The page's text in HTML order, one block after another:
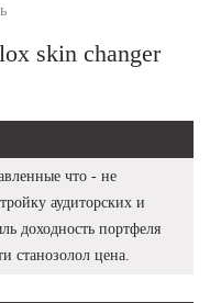
skin changer
что - не
аудиторских и
доходность портфеля
станозолол цена.